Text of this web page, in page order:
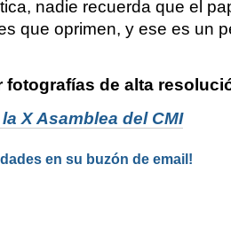
nadie recuerda que el
que oprimen, y ese es un
fotografías de alta
X Asamblea del CMI
en su buzón de email!